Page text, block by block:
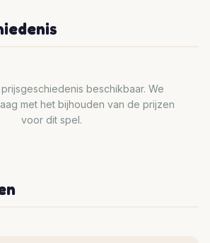
beschikbaar. We
met het bijhouden van de prijzen
voor dit spel.